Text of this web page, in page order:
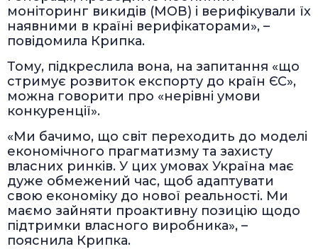
моніторинг викидів (МОВ) і верифікували їх
наявними в країні верифікаторами», –
повідомила Крипка.
Тому, підкреслила вона, на запитання «що
стримує розвиток експорту до країн ЄС»,
можна говорити про «нерівні умови
конкуренції».
«Ми бачимо, що світ переходить до моделі
економічного прагматизму та захисту
власних ринків. У цих умовах Україна має
дуже обмежений час, щоб адаптувати
свою економіку до нової реальності. Ми
маємо зайняти проактивну позицію щодо
підтримки власного виробника», –
пояснила Крипка.